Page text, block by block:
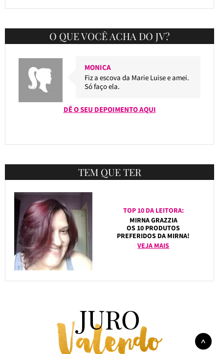
O QUE VOCÊ ACHA DO JV?
MONICA
Fiz a escova da Marie Luise e amei.
Só faço ela.
DÊ O SEU DEPOIMENTO AQUI
TEM QUE TER
TOP 10 DA LEITORA:
MIRNA GRAZZIA
OS 10 PRODUTOS
PREFERIDOS DA MIRNA!
VEJA MAIS